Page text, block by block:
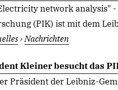
network analysis"
(PIK) ist mit dem
›Nachrichten
Kleiner besucht das
Präsident der Leibniz-